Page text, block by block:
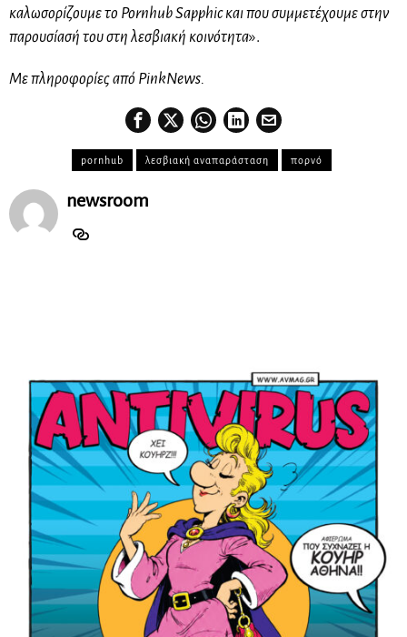
καλωσορίζουμε το Pornhub Sapphic και που συμμετέχουμε στην
παρουσίασή του στη λεσβιακή κοινότητα».
Με πληροφορίες από PinkNews.
pornhub λεσβιακή αναπαράσταση πορνό
newsroom